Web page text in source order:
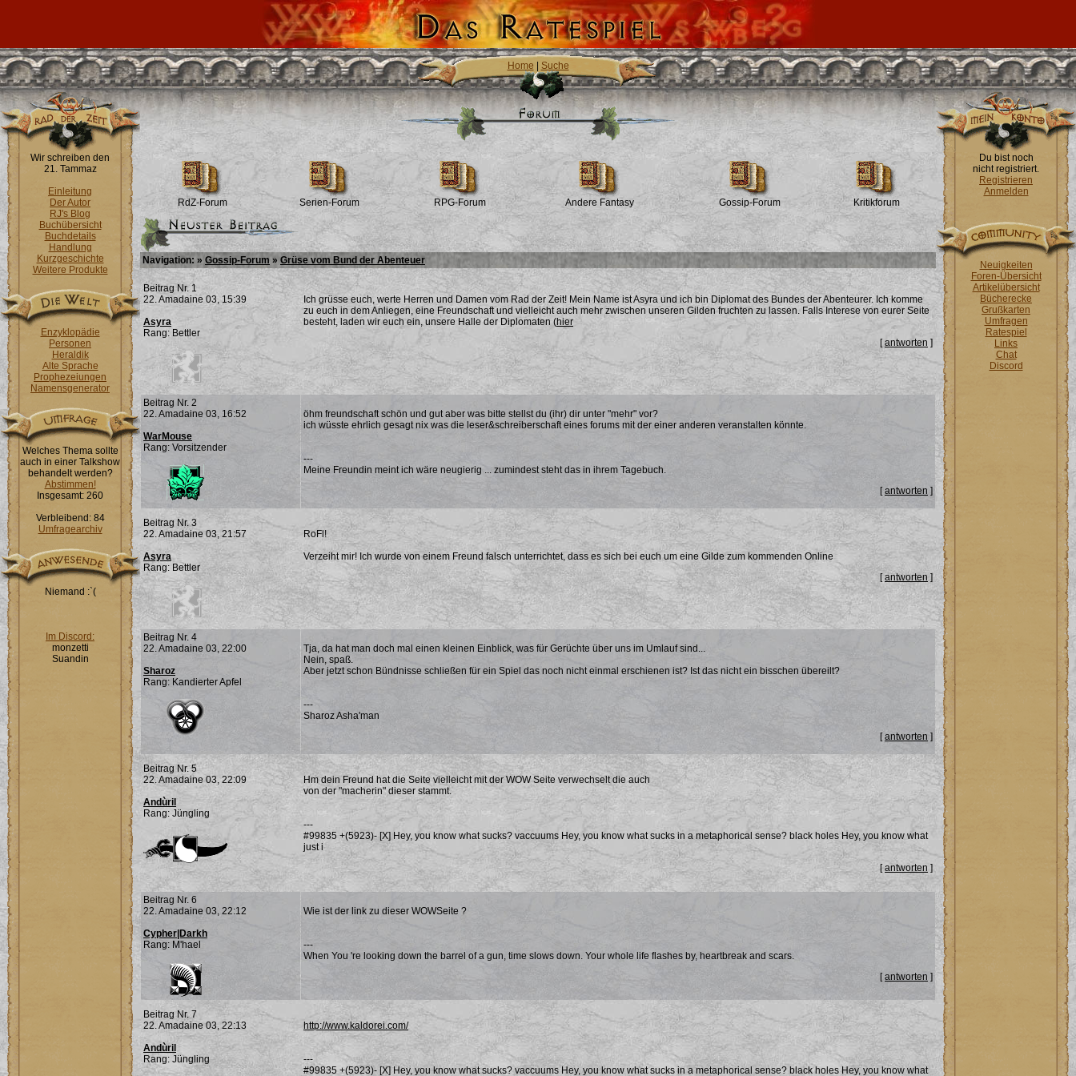
Home Suche
Wir schreiben den
21. Tammaz
Einleitung
Der Autor
RJ's Blog
Buchübersicht
Buchdetails
Handlung
Kurzgeschichte
Weitere Produkte
Enzyklopädie
Personen
Heraldik
Alte Sprache
Prophezeiungen
Namensgenerator
Welches Thema sollte
auch in einer Talkshow
behandelt werden?
Abstimmen!
Insgesamt: 260
Verbleibend: 84
Umfragearchiv
Niemand :`(
Im Discord:
monzetti
Suandin
RdZ-Forum Serien-Forum RPG-Forum Andere Fantasy Gossip-Forum Kritikforum
Navigation: » Gossip-Forum » Grüse vom Bund der Abenteuer
Beitrag Nr. 1
22. Amadaine 03, 15:39
Asyra
Rang: Bettler
Ich grüsse euch, werte Herren und Damen vom Rad der Zeit! Mein Name ist Asyra und ich bin Diplomat des Bundes der Abenteurer. Ich komme
zu euch in dem Anliegen, eine Freundschaft und vielleicht auch mehr zwischen unseren Gilden fruchten zu lassen. Falls Interese von eurer Seite
besteht, laden wir euch ein, unsere Halle der Diplomaten (hier
[antworten ]
Beitrag Nr. 2
22. Amadaine 03, 16:52
WarMouse
Rang: Vorsitzender
öhm freundschaft schön und gut aber was bitte stellst du (ihr) dir unter "mehr" vor?
ich wüsste ehrlich gesagt nix was die leser&schreiberschaft eines forums mit der einer anderen veranstalten könnte.
---
Meine Freundin meint ich wäre neugierig ... zumindest steht das in ihrem Tagebuch.
[antworten ]
Beitrag Nr. 3
22. Amadaine 03, 21:57
Asyra
Rang: Bettler
RoFl!
Verzeiht mir! Ich wurde von einem Freund falsch unterrichtet, dass es sich bei euch um eine Gilde zum kommenden Online
[antworten ]
Beitrag Nr. 4
22. Amadaine 03, 22:00
Sharoz
Rang: Kandierter Apfel
Tja, da hat man doch mal einen kleinen Einblick, was für Gerüchte über uns im Umlauf sind...
Nein, spaß.
Aber jetzt schon Bündnisse schließen für ein Spiel das noch nicht einmal erschienen ist? Ist das nicht ein bisschen übereilt?
---
Sharoz Asha'man
[antworten ]
Beitrag Nr. 5
22. Amadaine 03, 22:09
Andùril
Rang: Jüngling
Hm dein Freund hat die Seite vielleicht mit der WOW Seite verwechselt die auch
von der "macherin" dieser stammt.
---
#99835 +(5923)- [X] Hey, you know what sucks? vaccuums Hey, you know what sucks in a metaphorical sense? black holes Hey, you know what
just i
[antworten ]
Beitrag Nr. 6
22. Amadaine 03, 22:12
Cypher|Darkh
Rang: M'hael
Wie ist der link zu dieser WOWSeite ?
---
When You 're looking down the barrel of a gun, time slows down. Your whole life flashes by, heartbreak and scars.
[antworten ]
Beitrag Nr. 7
22. Amadaine 03, 22:13
Andùril
Rang: Jüngling
http://www.kaldorei.com/
---
#99835 +(5923)- [X]Hey, you know what sucks? vaccuums Hey, you know what sucks in a metaphorical sense? black holes Hey, you know what
Du bist noch
nicht registriert.
Registrieren
Anmelden
Neuigkeiten
Foren-Übersicht
Artikelübersicht
Bücherecke
Grußkarten
Umfragen
Ratespiel
Links
Chat
Discord